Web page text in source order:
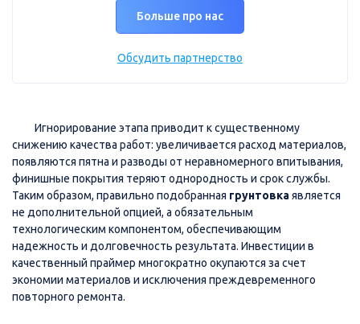
Больше про нас
Обсудить партнерство
Игнорирование этапа приводит к существенному
снижению качества работ: увеличивается расход материалов,
появляются пятна и разводы от неравномерного впитывания,
финишные покрытия теряют однородность и срок службы.
Таким образом, правильно подобранная грунтовкаявляется
не дополнительной опцией, а обязательным
технологическим компонентом, обеспечивающим
надежность и долговечность результата. Инвестиции в
качественный праймер многократно окупаются за счет
экономии материалов и исключения преждевременного
повторного ремонта.